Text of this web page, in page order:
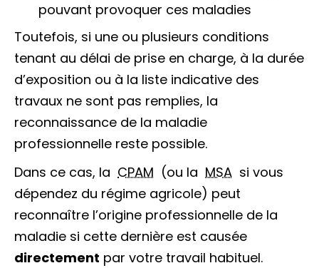
pouvant provoquer ces maladies
Toutefois, si une ou plusieurs conditions
tenant au délai de prise en charge, à la durée
d’exposition ou à la liste indicative des
travaux ne sont pas remplies, la
reconnaissance de la maladie
professionnelle reste possible.
Dans ce cas, la CPAM (ou la MSA si vous
dépendez du régime agricole) peut
reconnaître l’origine professionnelle de la
maladie si cette dernière est causée
directement par votre travail habituel.